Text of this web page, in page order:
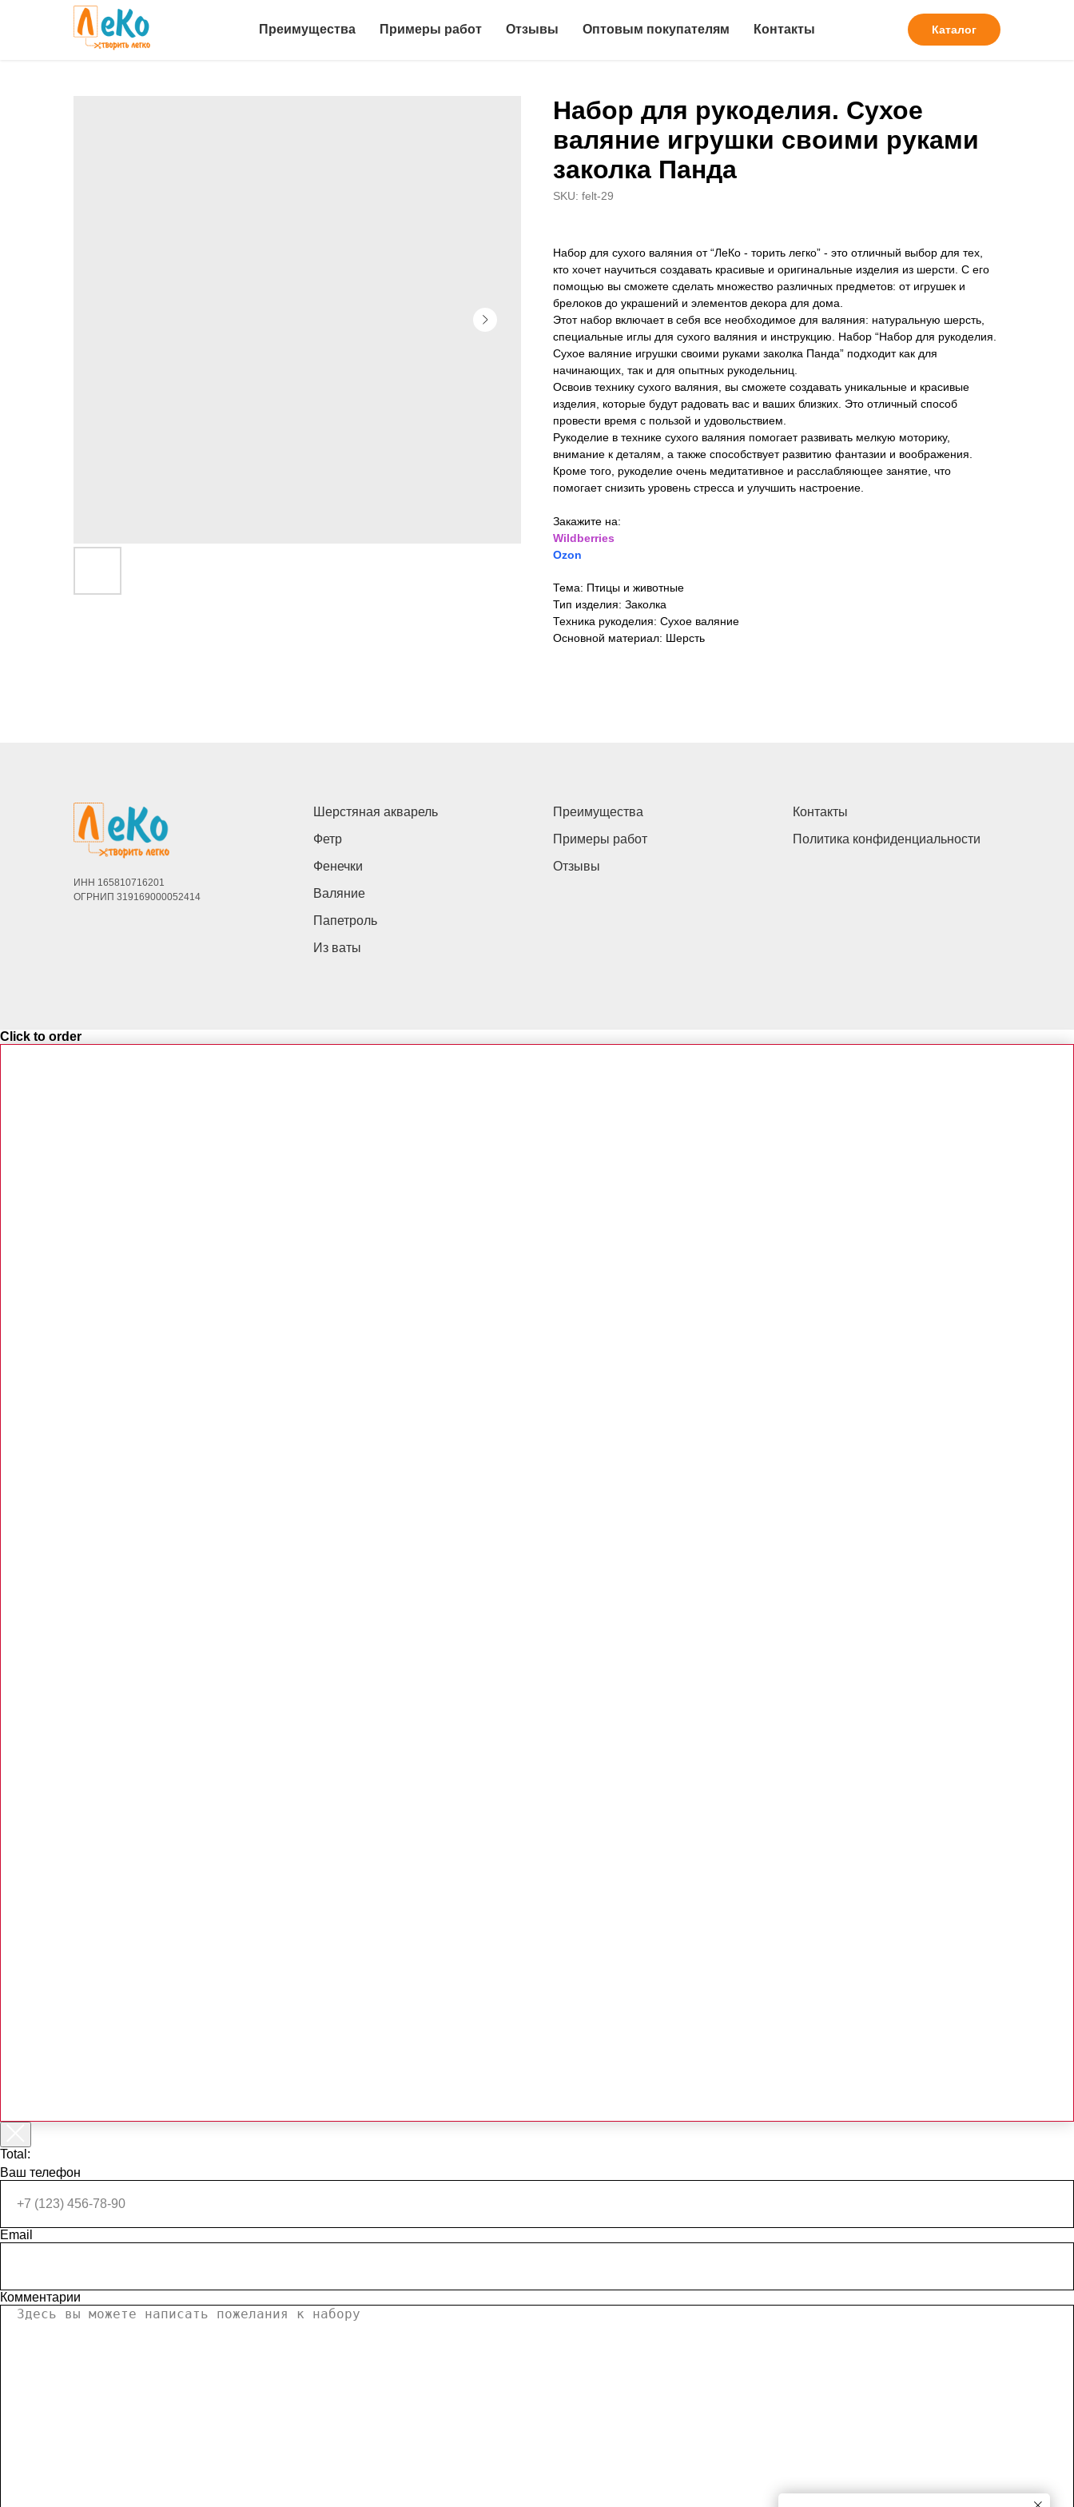
Преимущества Примеры работ Отзывы Оптовым покупателям Контакты Каталог
Набор для рукоделия. Сухое
валяние игрушки своими руками
заколка Панда
SKU: felt-29
Набор для сухого валяния от “ЛеКо - торить легко” - это отличный выбор для тех,
кто хочет научиться создавать красивые и оригинальные изделия из шерсти. С его
помощью вы сможете сделать множество различных предметов: от игрушек и
брелоков до украшений и элементов декора для дома.
Этот набор включает в себя все необходимое для валяния: натуральную шерсть,
специальные иглы для сухого валяния и инструкцию. Набор “Набор для рукоделия.
Сухое валяние игрушки своими руками заколка Панда” подходит как для
начинающих, так и для опытных рукодельниц.
Освоив технику сухого валяния, вы сможете создавать уникальные и красивые
изделия, которые будут радовать вас и ваших близких. Это отличный способ
провести время с пользой и удовольствием.
Рукоделие в технике сухого валяния помогает развивать мелкую моторику,
внимание к деталям, а также способствует развитию фантазии и воображения.
Кроме того, рукоделие очень медитативное и расслабляющее занятие, что
помогает снизить уровень стресса и улучшить настроение.
Закажите на:
Wildberries
Ozon
Тема: Птицы и животные
Тип изделия: Заколка
Техника рукоделия: Сухое валяние
Основной материал: Шерсть
ИНН 165810716201
ОГРНИП 319169000052414
Шерстяная акварель
Фетр
Фенечки
Валяние
Папетроль
Из ваты
Преимущества
Примеры работ
Отзывы
Контакты
Политика конфиденциальности
Click to order
Total:
Ваш телефон
Email
Комментарии